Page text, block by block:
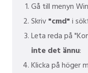
Gå till menyn
Skriv"cmd"i
Leta reda på
inte det ännu:
Klicka på höger